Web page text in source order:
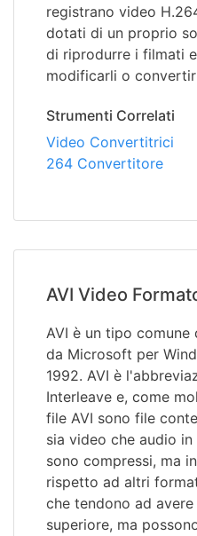
registrano video
dotati di un proprio
di riprodurre i filmati
modificarli o
Strumenti Correlati
Video Convertitrici
264 Convertitore
AVI Video
AVI è un tipo
da Microsoft per
1992. AVI è
Interleave e, come
file AVI sono file
sia video che audio
sono compressi, ma
rispetto ad altri
che tendono ad
superiore, ma